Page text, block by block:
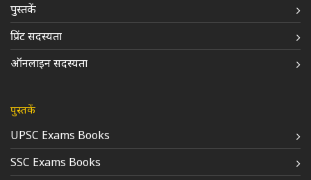
पुस्तकें
प्रिंट सदस्यता
ऑनलाइन सदस्यता
पुस्तकें
UPSC Exams Books
SSC Exams Books